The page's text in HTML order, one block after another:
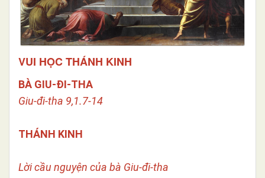
VUI HỌC THÁNH KINH
BÀ GIU-ĐI-THA
Giu-đi-tha 9,1.7-14
THÁNH KINH
Lời cầu nguyện của bà Giu-đi-tha